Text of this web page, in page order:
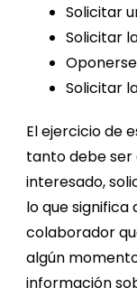
Solicitar
Solicitar
Solicitar
El ejercicio de
tanto debe
interesado,
lo que
colaborador
algún
información